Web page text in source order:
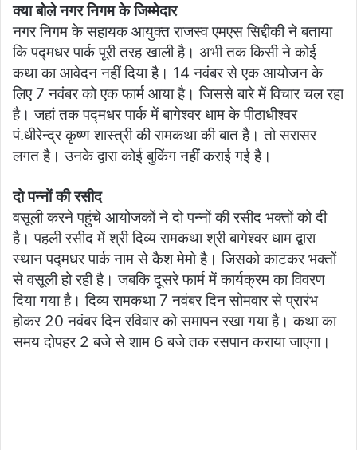
क्या बोले नगर निगम के जिम्मेदार
नगर निगम के सहायक आयुक्त राजस्व एमएस सिद्दीकी ने बताया
कि पद्मधर पार्क पूरी तरह खाली है। अभी तक किसी ने कोई
कथा का आवेदन ​नहीं दिया है। 14 नवंबर से एक आयोजन के
लिए 7 नवंबर को एक फार्म आया है। जिससे बारे में विचार चल रहा
है। जहां तक पद्मधर पार्क में बागेश्वर धाम के पीठाधीश्वर
पं.धीरेन्द्र कृष्ण शास्त्री की रामकथा की बात है। तो सरासर
लगत है। उनके ​द्वारा कोई बुकिंग नहीं कराई गई है।
दो पन्नों की रसीद
वसूली करने पहुंचे आयोजकों ने दो पन्नों की रसीद भक्तों को दी
है। पहली रसीद में श्री दिव्य रामकथा श्री बागेश्वर धाम द्वारा
स्थान पद्मधर पार्क नाम से कैश मेमो है। जिसको काटकर भक्तों
से वसूली हो रही है। जबकि दूसरे फार्म में कार्यक्रम का विवरण
दिया गया है। दिव्य रामकथा 7 नवंबर दिन सोमवार से प्रारंभ
होकर 20 नवंबर दिन रविवार को समापन रखा गया है। कथा का
समय दोपहर 2 बजे से शाम 6 बजे तक रसपान कराया जाएगा।